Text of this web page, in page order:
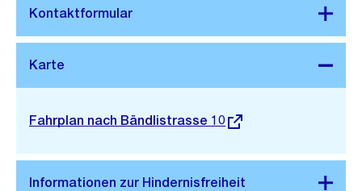
Stadtplan 3D
Externer
Fahrplan nach Bändlistrasse 10